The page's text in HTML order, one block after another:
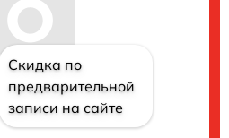
Скидка по
предварительной
записи на сайте